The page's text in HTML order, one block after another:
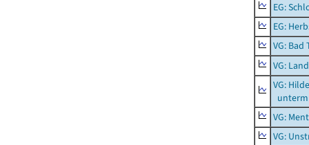
EG:
EG:
VG: Bad
VG:
VG:
VG:
VG: